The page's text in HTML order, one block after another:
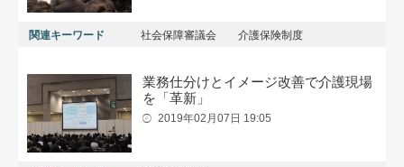
関連キーワード 社会保障審議会 介護保険制度
業務仕分けとイメージ改善で介護現場
を「革新」
2019年02月07日 19:05